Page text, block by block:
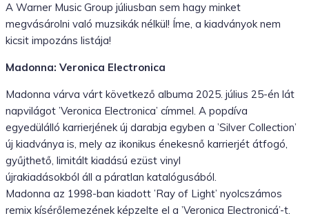
A Warner Music Group júliusban sem hagy minket
megvásárolni való muzsikák nélkül! Íme, a kiadványok nem
kicsit impozáns listája!
Madonna: Veronica Electronica
Madonna várva várt következő albuma 2025. július 25-én lát
napvilágot ’Veronica Electronica’ címmel. A popdíva
egyedülálló karrierjének új darabja egyben a ’Silver Collection’
új kiadványa is, mely az ikonikus énekesnő karrierjét átfogó,
gyűjthető, limitált kiadású ezüst vinyl
újrakiadásokból áll a páratlan katalógusából.
Madonna az 1998-ban kiadott ’Ray of Light’ nyolcszámos
remix kísérőlemezének képzelte el a ’Veronica Electronicá’-t.